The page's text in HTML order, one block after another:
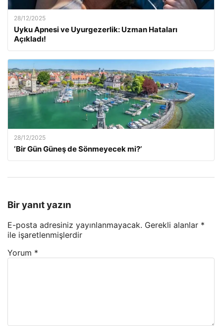
28/12/2025
Uyku Apnesi ve Uyurgezerlik: Uzman Hataları
Açıkladı!
28/12/2025
‘Bir Gün Güneş de Sönmeyecek mi?’
Bir yanıt yazın
E-posta adresiniz yayınlanmayacak. Gerekli alanlar *
ile işaretlenmişlerdir
Yorum *